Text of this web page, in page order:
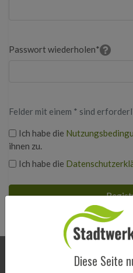
Diese Seite
Passwort wiederholen*
Felder mit einem * sind
Ich habe die
ihnen zu.
Ich habe die